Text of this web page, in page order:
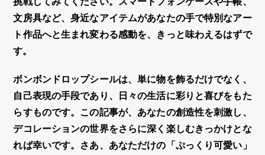
文房具など、身近なアイテムがあなたの手で特別なアー
ト作品へと生まれ変わる感動を、きっと味わえるはずで
す。
ボンボンドロップシールは、単に物を飾るだけでなく、
自己表現の手段であり、日々の生活に彩りと喜びをもた
らすものです。この記事が、あなたの創造性を刺激し、
デコレーションの世界をさらに深く楽しむきっかけとな
れば幸いです。さあ、あなただけの「ぷっくり可愛い」